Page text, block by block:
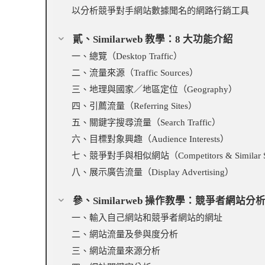
以分析競爭對手網站數據聞名的網路行銷工具
貳、Similarweb 教學：8 大功能介紹
一、總覽（Desktop Traffic）
二、流量來源（Traffic Sources）
三、地理與國家／地區定位（Geography）
四、引薦流量（Referring Sites）
五、關鍵字搜尋流量（Search Traffic）
六、目標對象興趣（Audience Interests）
七、競爭對手與相似網站（Competitors & Similar
八、展示廣告流量（Display Advertising）
參、Similarweb 操作教學：競爭者網站分析
一、輸入自己網站和競爭者網站的網址
二、網站流量及參與度分析
三、網站流量來源分析